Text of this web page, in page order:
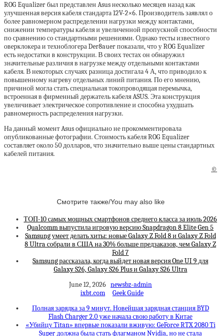
ROG Equalizer был представлен Asus несколько месяцев назад как
улучшенная версия кабеля стандарта 12V-2×6. Производитель заявлял о
более равномерном распределении нагрузки между контактами,
снижении температуры кабеля и увеличенной пропускной способности
по сравнению со стандартными решениями. Однако тесты известного
оверклокера и техноблогера Der8auer показали, что у ROG Equalizer
есть недостатки в конструкции. В своих тестах он обнаружил
значительные различия в нагрузке между отдельными контактами
кабеля. В некоторых случаях разница достигала 4 А, что приводило к
повышенному нагреву отдельных линий питания. По его мнению,
причиной могла стать специальная токопроводящая перемычка,
встроенная в фирменный держатель кабеля ASUS. Эта конструкция
увеличивает электрическое сопротивление и способна ухудшать
равномерность распределения нагрузки.
На данный момент Asus официально не прокомментировала
опубликованные фотографии. Стоимость кабеля ROG Equalizer
составляет около 50 долларов, что значительно выше цены стандартных
кабелей питания.
©
Смотрите также/You may also like
ТОП-10 самых мощных смартфонов среднего класса за июль 2026
Qualcomm выпустила игровую версию Snapdragon 8 Elite Gen 5
Samsung умеет делать хиты: новые Galaxy Z Fold 8 и Galaxy Z Fold
8 Ultra собрали в США на 30% больше предзаказов, чем Galaxy Z
Fold 7
Samsung рассказала, когда выйдет новая версия One UI 9 для
Galaxy S26, Galaxy S26 Plus и Galaxy S26 Ultra
June 12, 2026 newsbz-admin
ixbt.com
Geek Guide
Полная зарядка за 9 минут. Новейшая зарядная станция BYD
Flash Charger 2.0 уже начала свою работу в Китае
«Убийцу Titan» впервые показали вживую: GeForce RTX 2080 Ti
Super должна была стать флагманом Nvidia, но не стала